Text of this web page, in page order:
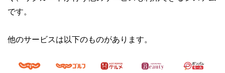
です。
他のサービスは以下のものがあります。